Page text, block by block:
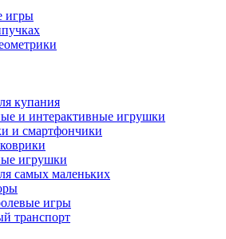
игры
купания
и интерактивные игрушки
и смартфончики
игрушки
самых маленьких
игры
транспорт